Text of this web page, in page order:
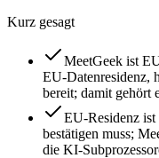
Kurz gesagt
MeetGeek ist
EU-Datenresidenz,
bereit; damit gehört
EU-Residenz
bestätigen muss;
die KI-